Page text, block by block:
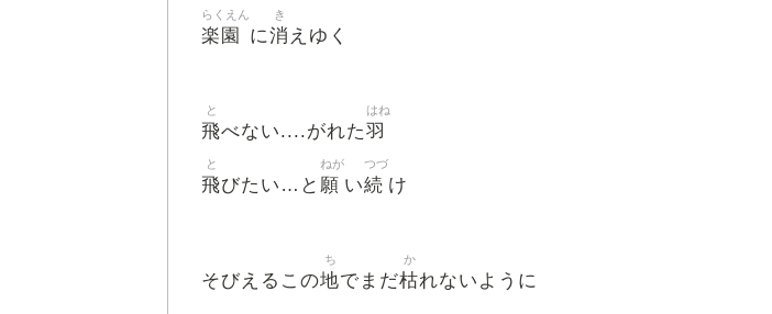
楽園
らくえん
に消
き
えゆく
飛
と
べない....がれた羽
はね
飛
と
びたい…と 願
ねが
い続
つづ
け
そびえるこの地
ち
でまだ枯
か
れないように